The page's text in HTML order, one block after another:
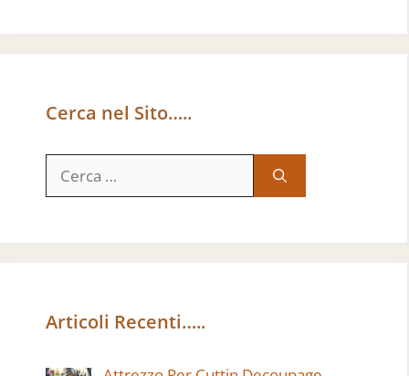
Cerca nel Sito…..
per:
Articoli Recenti…..